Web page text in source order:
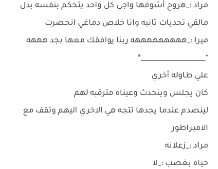
مراد :_هروح أشوفها واجي كل واحد يتحكم بنفسه بدل
مالقي تحديات تانيه وانا خلاص دماغي انحصرت
ميرا :_هههههههههه ربنا يوافقك معها بجد هههه
*___________________*
علي طاوله أخري
كان يجلس ويتحدث وعيناه مترقبه لهم
لينصدم عندما يجدها تتجه هي الاخري اليهم وتقف مع
الامبراطور
مراد :_زعلانه
حياه بغصب :_لا